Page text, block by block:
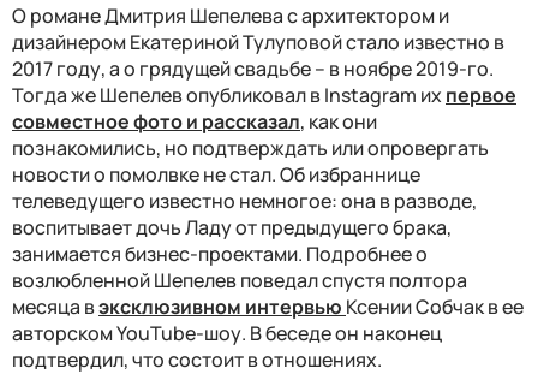
О романеДмитрия Шепелева с архитектором и
дизайнером Екатериной Тулуповойстало известно в
2017 году, а о грядущей свадьбе – в ноябре 2019-го.
Тогда же Шепелев опубликовал в Instagram ихпервое
совместное фото и рассказал, как они
познакомились, но подтверждать или опровергать
новости о помолвке не стал. Об избраннице
телеведущего известно немногое: она в разводе,
воспитывает дочь Ладу от предыдущего брака,
занимается бизнес-проектами. Подробнее о
возлюбленной Шепелев поведал спустя полтора
месяца вэксклюзивном интервью Ксении Собчак в ее
авторском YouTube-шоу. В беседе он наконец
подтвердил, что состоит в отношениях.